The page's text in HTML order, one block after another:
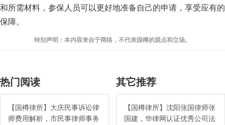
和所需材料，参保人员可以更好地准备自己的申请，享受应有的
保障。
特别声明：本内容来自于网络，不代表国樽的观点和立场。
热门阅读
【国樽律所】大庆民事诉讼律
师费用解析，市民事律师事务
其它推荐
【国樽律所】沈阳张国律师张
国建，华律网认证优秀公司法